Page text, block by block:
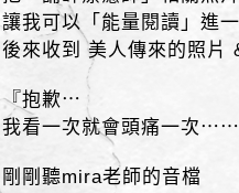
讓我可以「能量閱讀」進一
後來收到 美人傳來的照片
『抱歉⋯
我看一次就會頭痛一次
剛剛聽mira老師的音檔